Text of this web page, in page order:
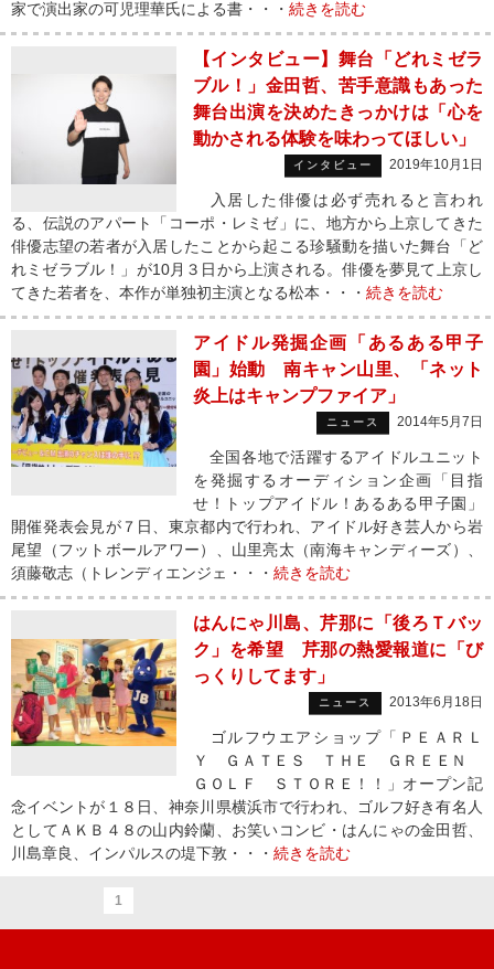
家で演出家の可児理華氏による書・・・ 続きを読む
【インタビュー】舞台「どれミゼラ
ブル！」金田哲、苦手意識もあった
舞台出演を決めたきっかけは「心を
動かされる体験を味わってほしい」
インタビュー 2019年10月1日
入居した俳優は必ず売れると言われ
る、伝説のアパート「コーポ・レミゼ」に、地方から上京してきた
俳優志望の若者が入居したことから起こる珍騒動を描いた舞台「ど
れミゼラブル！」が10月３日から上演される。俳優を夢見て上京し
てきた若者を、本作が単独初主演となる松本・・・ 続きを読む
アイドル発掘企画「あるある甲子
園」始動 南キャン山里、「ネット
炎上はキャンプファイア」
ニュース 2014年5月7日
全国各地で活躍するアイドルユニット
を発掘するオーディション企画「目指
せ！トップアイドル！あるある甲子園」
開催発表会見が７日、東京都内で行われ、アイドル好き芸人から岩
尾望（フットボールアワー）、山里亮太（南海キャンディーズ）、
須藤敬志（トレンディエンジェ・・・ 続きを読む
はんにゃ川島、芹那に「後ろＴバッ
ク」を希望 芹那の熱愛報道に「び
っくりしてます」
ニュース 2013年6月18日
ゴルフウエアショップ「ＰＥＡＲＬ
Ｙ ＧＡＴＥＳ ＴＨＥ ＧＲＥＥＮ
ＧＯＬＦ ＳＴＯＲＥ！！」オープン記
念イベントが１８日、神奈川県横浜市で行われ、ゴルフ好き有名人
としてＡＫＢ４８の山内鈴蘭、お笑いコンビ・はんにゃの金田哲、
川島章良、インパルスの堤下敦・・・ 続きを読む
1